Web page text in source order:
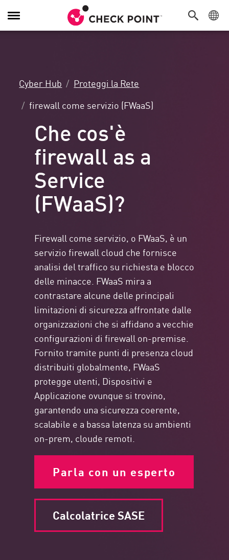
Attiva/Disattiva
navigazione
Cyber Hub
Proteggi la Rete
firewall come servizio (FWaaS)
Che cos'è
firewall as a
Service
(FWaaS)?
Firewall come servizio, o FWaaS, è un
servizio firewall cloud che fornisce
analisi del traffico su richiesta e blocco
delle minacce. FWaaS mira a
contrastare alcune delle principali
limitazioni di sicurezza affrontate dalle
organizzazioni che si affidano a vecchie
configurazioni di firewall on-premise.
Fornito tramite punti di presenza cloud
distribuiti globalmente, FWaaS
protegge utenti, Dispositivi e
Applicazione ovunque si trovino,
garantendo una sicurezza coerente,
scalabile e a bassa latenza su ambienti
on-prem, cloude remoti.
Parla con un esperto
Calcolatrice SASE